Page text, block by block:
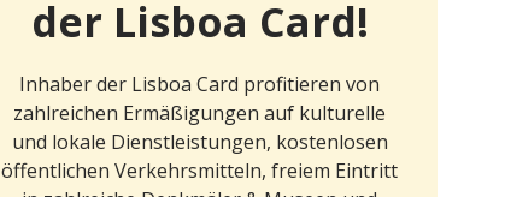
der Lisboa Card!
Inhaber der Lisboa Card profitieren von
zahlreichen Ermäßigungen auf kulturelle
und lokale Dienstleistungen, kostenlosen
öffentlichen Verkehrsmitteln, freiem Eintritt